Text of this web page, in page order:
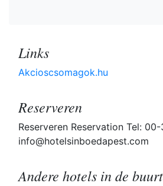
Links
Akcioscsomagok.hu
Reserveren
Reserveren Reservation Tel:
info@hotelsinboedapest.com
Andere hotels in de buurt